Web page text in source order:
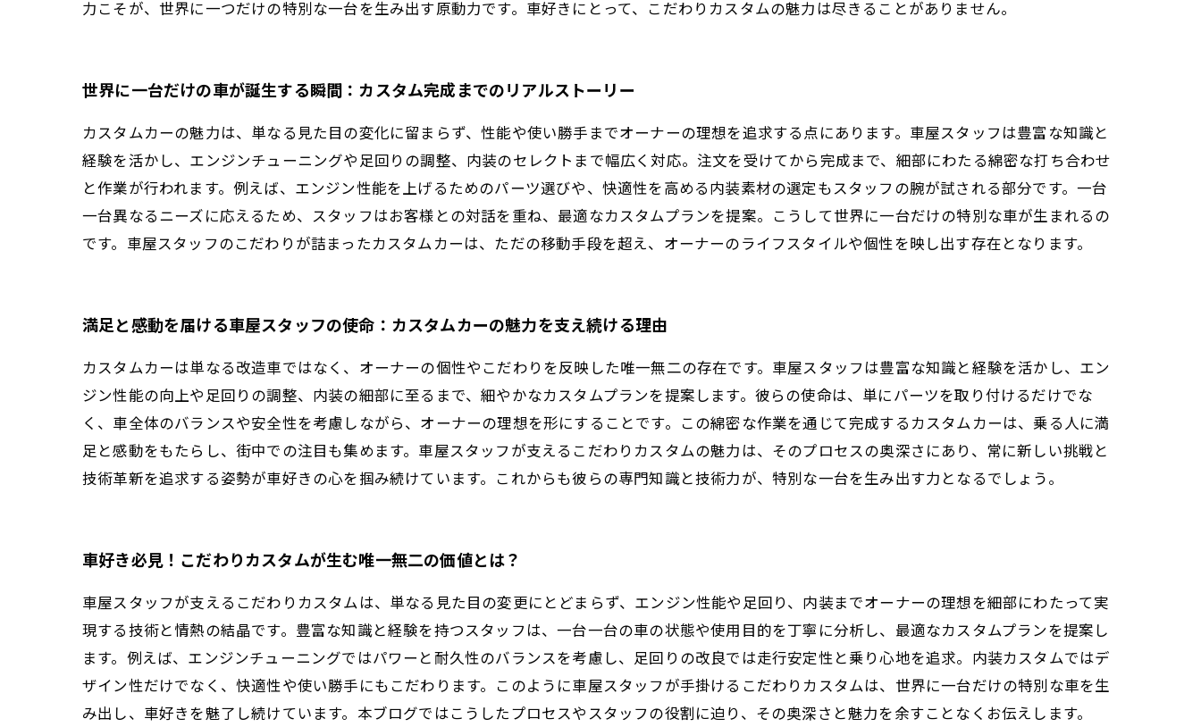
力こそが、世界に一つだけの特別な一台を生み出す原動力です。車好きにとって、こだわりカスタムの魅力は尽きることがありません。
世界に一台だけの車が誕生する瞬間：カスタム完成までのリアルストーリー
カスタムカーの魅力は、単なる見た目の変化に留まらず、性能や使い勝手までオーナーの理想を追求する点にあります。車屋スタッフは豊富な知識と
経験を活かし、エンジンチューニングや足回りの調整、内装のセレクトまで幅広く対応。注文を受けてから完成まで、細部にわたる綿密な打ち合わせ
と作業が行われます。例えば、エンジン性能を上げるためのパーツ選びや、快適性を高める内装素材の選定もスタッフの腕が試される部分です。一台
一台異なるニーズに応えるため、スタッフはお客様との対話を重ね、最適なカスタムプランを提案。こうして世界に一台だけの特別な車が生まれるの
です。車屋スタッフのこだわりが詰まったカスタムカーは、ただの移動手段を超え、オーナーのライフスタイルや個性を映し出す存在となります。
満足と感動を届ける車屋スタッフの使命：カスタムカーの魅力を支え続ける理由
カスタムカーは単なる改造車ではなく、オーナーの個性やこだわりを反映した唯一無二の存在です。車屋スタッフは豊富な知識と経験を活かし、エン
ジン性能の向上や足回りの調整、内装の細部に至るまで、細やかなカスタムプランを提案します。彼らの使命は、単にパーツを取り付けるだけでな
く、車全体のバランスや安全性を考慮しながら、オーナーの理想を形にすることです。この綿密な作業を通じて完成するカスタムカーは、乗る人に満
足と感動をもたらし、街中での注目も集めます。車屋スタッフが支えるこだわりカスタムの魅力は、そのプロセスの奥深さにあり、常に新しい挑戦と
技術革新を追求する姿勢が車好きの心を掴み続けています。これからも彼らの専門知識と技術力が、特別な一台を生み出す力となるでしょう。
車好き必見！こだわりカスタムが生む唯一無二の価値とは？
車屋スタッフが支えるこだわりカスタムは、単なる見た目の変更にとどまらず、エンジン性能や足回り、内装までオーナーの理想を細部にわたって実
現する技術と情熱の結晶です。豊富な知識と経験を持つスタッフは、一台一台の車の状態や使用目的を丁寧に分析し、最適なカスタムプランを提案し
ます。例えば、エンジンチューニングではパワーと耐久性のバランスを考慮し、足回りの改良では走行安定性と乗り心地を追求。内装カスタムではデ
ザイン性だけでなく、快適性や使い勝手にもこだわります。このように車屋スタッフが手掛けるこだわりカスタムは、世界に一台だけの特別な車を生
み出し、車好きを魅了し続けています。本ブログではこうしたプロセスやスタッフの役割に迫り、その奥深さと魅力を余すことなくお伝えします。